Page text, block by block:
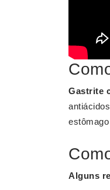
Gastrite
Alguns